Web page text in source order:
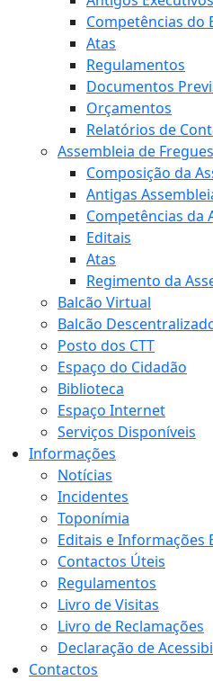
Competências do
Atas
Regulamentos
Documentos
Orçamentos
Relatórios de
Assembleia de
Composição da
Antigas
Competências da
Editais
Atas
Regimento da
Balcão Virtual
Balcão
Posto dos CTT
Espaço do Cidadão
Biblioteca
Espaço Internet
Serviços Disponíveis
Informações
Notícias
Incidentes
Toponímia
Editais e Informações
Contactos Úteis
Regulamentos
Livro de Visitas
Livro de Reclamações
Declaração de
Contactos